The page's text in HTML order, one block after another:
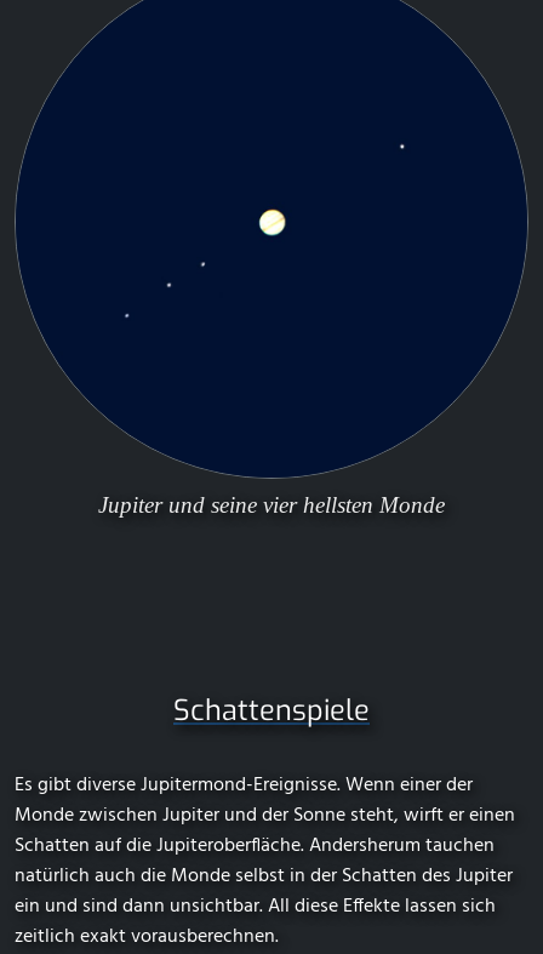
Jupiter und seine vier hellsten Monde
Schattenspiele
Es gibt diverse Jupitermond-Ereignisse. Wenn einer der
Monde zwischen Jupiter und der Sonne steht, wirft er einen
Schatten auf die Jupiteroberfläche. Andersherum tauchen
natürlich auch die Monde selbst in der Schatten des Jupiter
ein und sind dann unsichtbar. All diese Effekte lassen sich
zeitlich exakt vorausberechnen.